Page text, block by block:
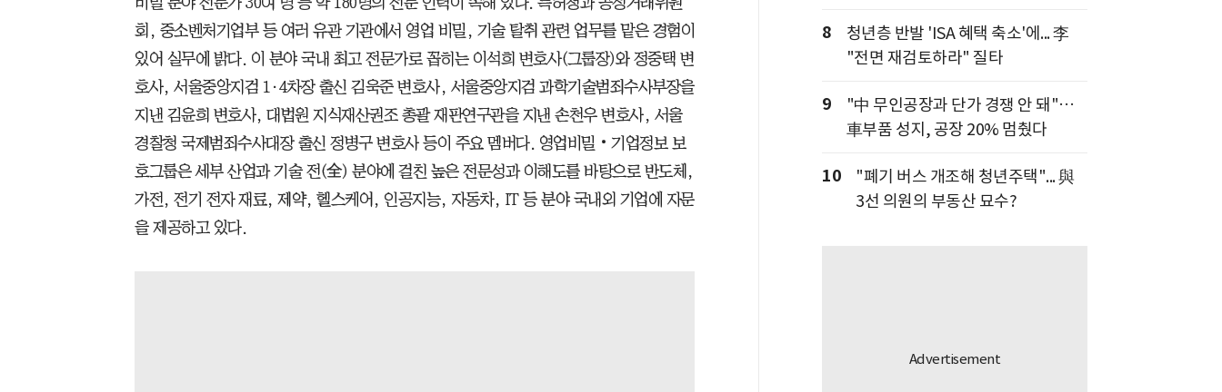
회, 중소벤처기업부 등 여러 유관 기관에서 영업 비밀, 기술 탈취 관련 업무를 맡은 경험이
있어 실무에 밝다. 이 분야 국내 최고 전문가로 꼽히는 이석희 변호사(그룹장)와 정중택 변
호사, 서울중앙지검 1·4차장 출신 김욱준 변호사, 서울중앙지검 과학기술범죄수사부장을
지낸 김윤희 변호사, 대법원 지식재산권조 총괄 재판연구관을 지낸 손천우 변호사, 서울
경찰청 국제범죄수사대장 출신 정병구 변호사 등이 주요 멤버다. 영업비밀‧기업정보 보
호그룹은 세부 산업과 기술 전(全) 분야에 걸친 높은 전문성과 이해도를 바탕으로 반도체,
가전, 전기 전자 재료, 제약, 헬스케어, 인공지능, 자동차, IT 등 분야 국내외 기업에 자문
을 제공하고 있다.
8
청년층 반발 'ISA 혜택 축소'에... 李
"전면 재검토하라" 질타
9
"中 무인공장과 단가 경쟁 안 돼"…
車부품 성지, 공장 20% 멈췄다
10
"폐기 버스 개조해 청년주택"... 與
3선 의원의 부동산 묘수?